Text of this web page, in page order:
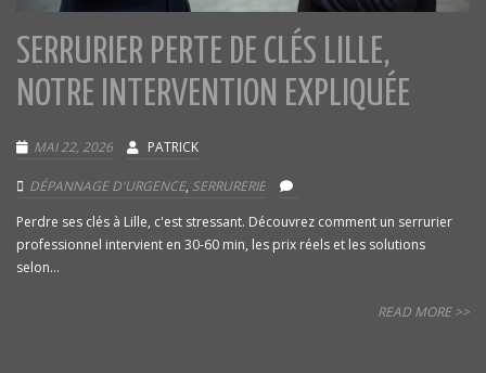
SERRURIER PERTE DE CLÉS LILLE,
NOTRE INTERVENTION EXPLIQUÉE
MAI 22, 2026 PATRICK
DÉPANNAGE D'URGENCE, SERRURERIE
Perdre ses clés à Lille, c'est stressant. Découvrez comment un serrurier
professionnel intervient en 30-60 min, les prix réels et les solutions
selon...
READ MORE >>